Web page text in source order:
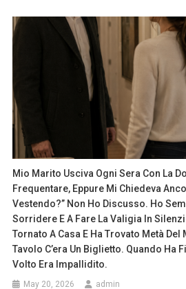
Mio Marito Usciva Ogni Sera Con La
Frequentare, Eppure Mi Chiedeva
Vestendo?” Non Ho Discusso. Ho
Sorridere E A Fare La Valigia In
Tornato A Casa E Ha Trovato Metà
Tavolo C’era Un Biglietto. Quando Ha
Volto Era Impallidito.
May 20, 2026 admin